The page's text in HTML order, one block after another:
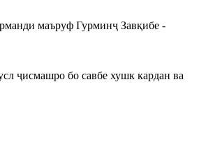
маъруф Гурминҷ Завқибе -
ҷисмашро бо савбе хушк кардан ва